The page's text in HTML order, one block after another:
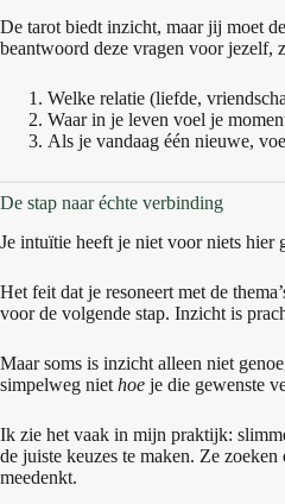
De tarot biedt inzicht, maar jij moet
beantwoord deze vragen voor jezelf,
Welke relatie (liefde,
Waar in je leven voel je
Als je vandaag één nieuwe,
De stap naar échte verbinding
Je intuïtie heeft je niet voor niets hier
Het feit dat je resoneert met de
voor de volgende stap. Inzicht is
Maar soms is inzicht alleen niet
simpelweg niet hoe je die gewenste
Ik zie het vaak in mijn praktijk:
de juiste keuzes te maken. Ze
meedenkt.